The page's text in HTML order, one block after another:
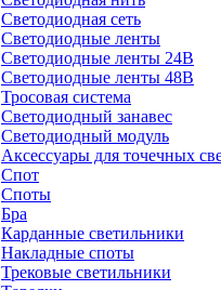
Светодиодная сеть
Светодиодные ленты
Светодиодные ленты 24В
Светодиодные ленты 48В
Тросовая система
Светодиодный занавес
Светодиодный модуль
Аксессуары для точечных
Спот
Споты
Бра
Карданные светильники
Накладные споты
Трековые светильники